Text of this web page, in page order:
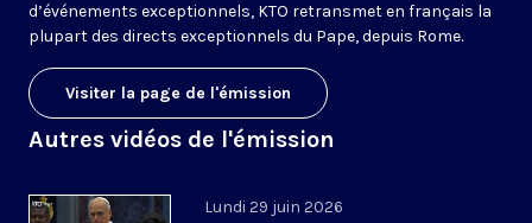
d’événements exceptionnels, KTO retransmet en français la
plupart des directs exceptionnels du Pape, depuis Rome.
Visiter la page de l'émission
Autres vidéos de l'émission
Lundi 29 juin 2026